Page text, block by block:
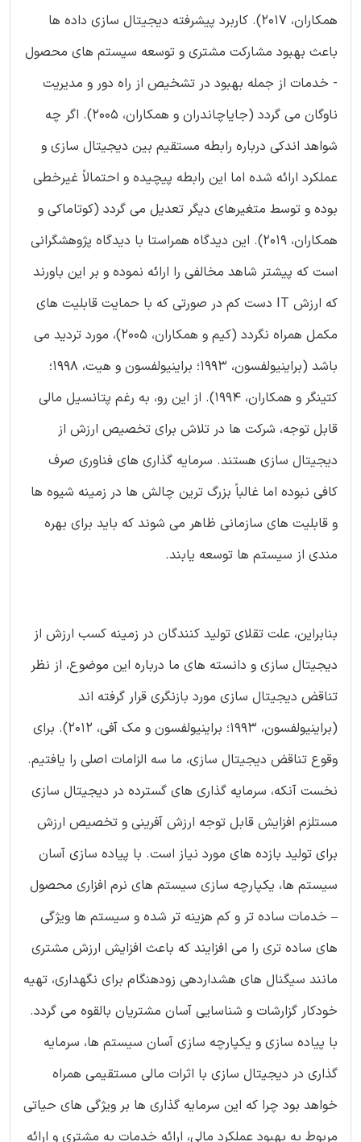
همکاران، 2017). کاربرد پیشرفته دیجیتال سازی داده ها
باعث بهبود مشارکت مشتری و توسعه سیستم های محصول
- خدمات از جمله بهبود در تشخیص از راه دور و مدیریت
ناوگان می گردد (جایاچاندران و همکاران، 2005). اگر چه
شواهد اندکی درباره رابطه مستقیم بین دیجیتال سازی و
عملکرد ارائه شده اما این رابطه پیچیده و احتمالاً غیرخطی
بوده و توسط متغیرهای دیگر تعدیل می گردد (کوتاماکی و
همکاران، 2019). این دیدگاه همراستا با دیدگاه پژوهشگرانی
است که پیشتر شاهد مخالفی را ارائه نموده و بر این باورند
که ارزش IT دست کم در صورتی که با حمایت قابلیت های
مکمل همراه نگردد (کیم و همکاران، 2005)، مورد تردید می
باشد (براینیولفسون، 1993؛ براینیولفسون و هیت، 1998؛
کتینگر و همکاران، 1994). از این رو، به رغم پتانسیل مالی
قابل توجه، شرکت ها در تلاش برای تخصیص ارزش از
دیجیتال سازی هستند. سرمایه گذاری های فناوری صرف
کافی نبوده اما غالباً بزرگ ترین چالش ها در زمینه شیوه ها
و قابلیت های سازمانی ظاهر می شوند که باید برای بهره
مندی از سیستم ها توسعه یابند.
بنابراین، علت تقلای تولید کنندگان در زمینه کسب ارزش از
دیجیتال سازی و دانسته های ما درباره این موضوع، از نظر
تناقض دیجیتال سازی مورد بازنگری قرار گرفته اند
(براینیولفسون، 1993؛ براینیولفسون و مک آفی، 2012). برای
وقوع تناقض دیجیتال سازی، ما سه الزامات اصلی را یافتیم.
نخست آنکه، سرمایه گذاری های گسترده در دیجیتال سازی
مستلزم افزایش قابل توجه ارزش آفرینی و تخصیص ارزش
برای تولید بازده های مورد نیاز است. با پیاده سازی آسان
سیستم ها، یکپارچه سازی سیستم های نرم افزاری محصول
– خدمات ساده تر و کم هزینه تر شده و سیستم ها ویژگی
های ساده تری را می افزایند که باعث افزایش ارزش مشتری
مانند سیگنال های هشداردهی زودهنگام برای نگهداری، تهیه
خودکار گزارشات و شناسایی آسان مشتریان بالقوه می گردد.
با پیاده سازی و یکپارچه سازی آسان سیستم ها، سرمایه
گذاری در دیجیتال سازی با اثرات مالی مستقیمی همراه
خواهد بود چرا که این سرمایه گذاری ها بر ویژگی های حیاتی
مربوط به بهبود عملکرد مالی، ارائه خدمات به مشتری و ارائه